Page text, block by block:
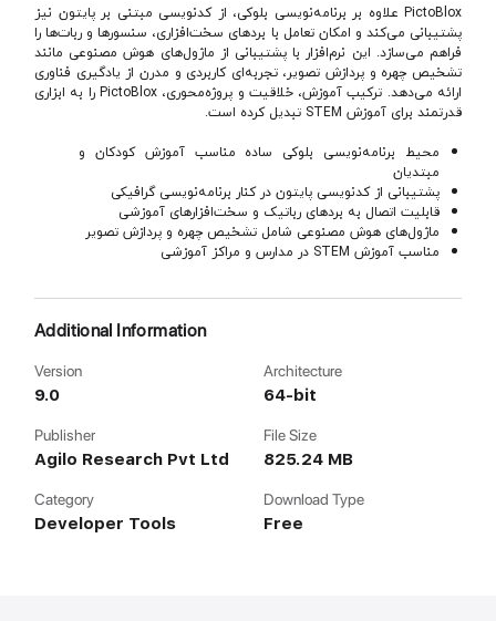
PictoBlox علاوه بر برنامه‌نویسی بلوکی، از کدنویسی مبتنی بر پایتون نیز
پشتیبانی می‌کند و امکان تعامل با بردهای سخت‌افزاری، سنسورها و ربات‌ها را
فراهم می‌سازد. این نرم‌افزار با پشتیبانی از ماژول‌های هوش مصنوعی مانند
تشخیص چهره و پردازش تصویر، تجربه‌ای کاربردی و مدرن از یادگیری فناوری
ارائه می‌دهد. ترکیب آموزش، خلاقیت و پروژه‌محوری، PictoBlox را به ابزاری
قدرتمند برای آموزش STEM تبدیل کرده است.
محیط برنامه‌نویسی بلوکی ساده مناسب آموزش کودکان و
مبتدیان
پشتیبانی از کدنویسی پایتون در کنار برنامه‌نویسی گرافیکی
قابلیت اتصال به بردهای رباتیک و سخت‌افزارهای آموزشی
ماژول‌های هوش مصنوعی شامل تشخیص چهره و پردازش تصویر
مناسب آموزش STEM در مدارس و مراکز آموزشی
Additional Information
Version
9.0
Architecture
64-bit
Publisher
Agilo Research Pvt Ltd
File Size
825.24 MB
Category
Developer Tools
Download Type
Free